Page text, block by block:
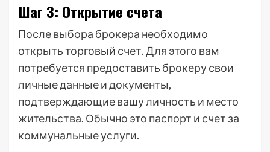
Шаг 3: Открытие счета
После выбора брокера необходимо
открыть торговый счет. Для этого вам
потребуется предоставить брокеру свои
личные данные и документы,
подтверждающие вашу личность и место
жительства. Обычно это паспорт и счет за
коммунальные услуги.